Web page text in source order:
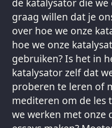
graag willen dat je
over hoe we onze
hoe we onze
gebruiken? Is het in
katalysator zelf dat
proberen te leren of
mediteren om de les
we werken met onze